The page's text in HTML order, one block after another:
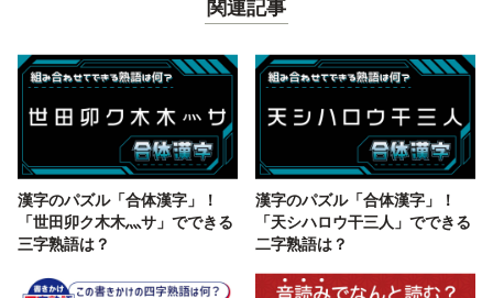
関連記事
漢字のパズル「合体漢字」！
「世田卯ク木木灬サ」でできる
三字熟語は？
漢字のパズル「合体漢字」！
「天シハロウ干三人」でできる
二字熟語は？